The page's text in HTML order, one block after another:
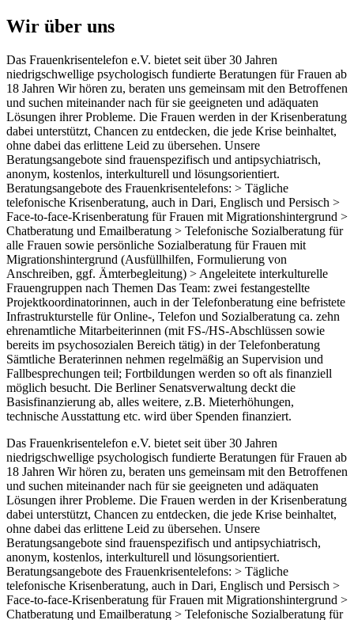
Wir über uns
Das Frauenkrisentelefon e.V. bietet seit über 30 Jahren
niedrigschwellige psychologisch fundierte Beratungen für Frauen ab
18 Jahren Wir hören zu, beraten uns gemeinsam mit den Betroffenen
und suchen miteinander nach für sie geeigneten und adäquaten
Lösungen ihrer Probleme. Die Frauen werden in der Krisenberatung
dabei unterstützt, Chancen zu entdecken, die jede Krise beinhaltet,
ohne dabei das erlittene Leid zu übersehen. Unsere
Beratungsangebote sind frauenspezifisch und antipsychiatrisch,
anonym, kostenlos, interkulturell und lösungsorientiert.
Beratungsangebote des Frauenkrisentelefons: > Tägliche
telefonische Krisenberatung, auch in Dari, Englisch und Persisch >
Face-to-face-Krisenberatung für Frauen mit Migrationshintergrund >
Chatberatung und Emailberatung > Telefonische Sozialberatung für
alle Frauen sowie persönliche Sozialberatung für Frauen mit
Migrationshintergrund (Ausfüllhilfen, Formulierung von
Anschreiben, ggf. Ämterbegleitung) > Angeleitete interkulturelle
Frauengruppen nach Themen Das Team: zwei festangestellte
Projektkoordinatorinnen, auch in der Telefonberatung eine befristete
Infrastrukturstelle für Online-, Telefon und Sozialberatung ca. zehn
ehrenamtliche Mitarbeiterinnen (mit FS-/HS-Abschlüssen sowie
bereits im psychosozialen Bereich tätig) in der Telefonberatung
Sämtliche Beraterinnen nehmen regelmäßig an Supervision und
Fallbesprechungen teil; Fortbildungen werden so oft als finanziell
möglich besucht. Die Berliner Senatsverwaltung deckt die
Basisfinanzierung ab, alles weitere, z.B. Mieterhöhungen,
technische Ausstattung etc. wird über Spenden finanziert.
Das Frauenkrisentelefon e.V. bietet seit über 30 Jahren
niedrigschwellige psychologisch fundierte Beratungen für Frauen ab
18 Jahren Wir hören zu, beraten uns gemeinsam mit den Betroffenen
und suchen miteinander nach für sie geeigneten und adäquaten
Lösungen ihrer Probleme. Die Frauen werden in der Krisenberatung
dabei unterstützt, Chancen zu entdecken, die jede Krise beinhaltet,
ohne dabei das erlittene Leid zu übersehen. Unsere
Beratungsangebote sind frauenspezifisch und antipsychiatrisch,
anonym, kostenlos, interkulturell und lösungsorientiert.
Beratungsangebote des Frauenkrisentelefons: > Tägliche
telefonische Krisenberatung, auch in Dari, Englisch und Persisch >
Face-to-face-Krisenberatung für Frauen mit Migrationshintergrund >
Chatberatung und Emailberatung > Telefonische Sozialberatung für